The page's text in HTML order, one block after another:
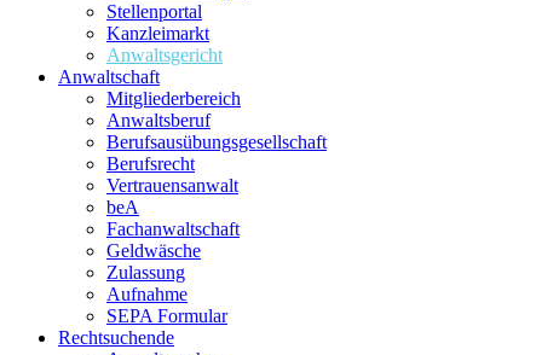
Stellenportal
Kanzleimarkt
Anwaltsgericht
Anwaltschaft
Mitgliederbereich
Anwaltsberuf
Berufsausübungs­gesellschaft
Berufsrecht
Vertrauensanwalt
beA
Fachanwaltschaft
Geldwäsche
Zulassung
Aufnahme
SEPA Formular
Rechtsuchende